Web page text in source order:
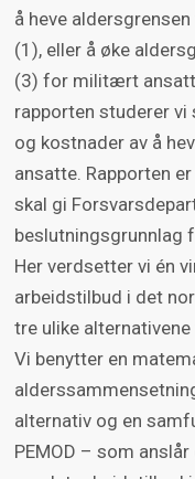
å heve
(1), eller å øke
(3) for militært
rapporten studerer
og kostnader av å
ansatte. Rapporten
skal gi
beslutningsgrunnlag
Her verdsetter vi én
arbeidstilbud i det
tre ulike
Vi benytter en
alternativ og en
PEMOD – som